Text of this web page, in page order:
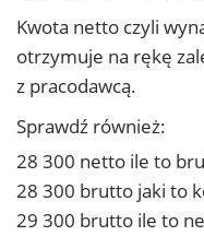
Kwota netto czyli
otrzymuje na rękę
z pracodawcą.
Sprawdź również:
28 300 netto ile to
28 300 brutto jaki to
29 300 brutto ile to